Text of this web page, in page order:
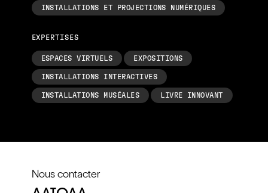
INSTALLATIONS ET PROJECTIONS NUMÉRIQUES
EXPERTISES
ESPACES VIRTUELS EXPOSITIONS
INSTALLATIONS INTERACTIVES
INSTALLATIONS MUSÉALES LIVRE INNOVANT
Nous contacter